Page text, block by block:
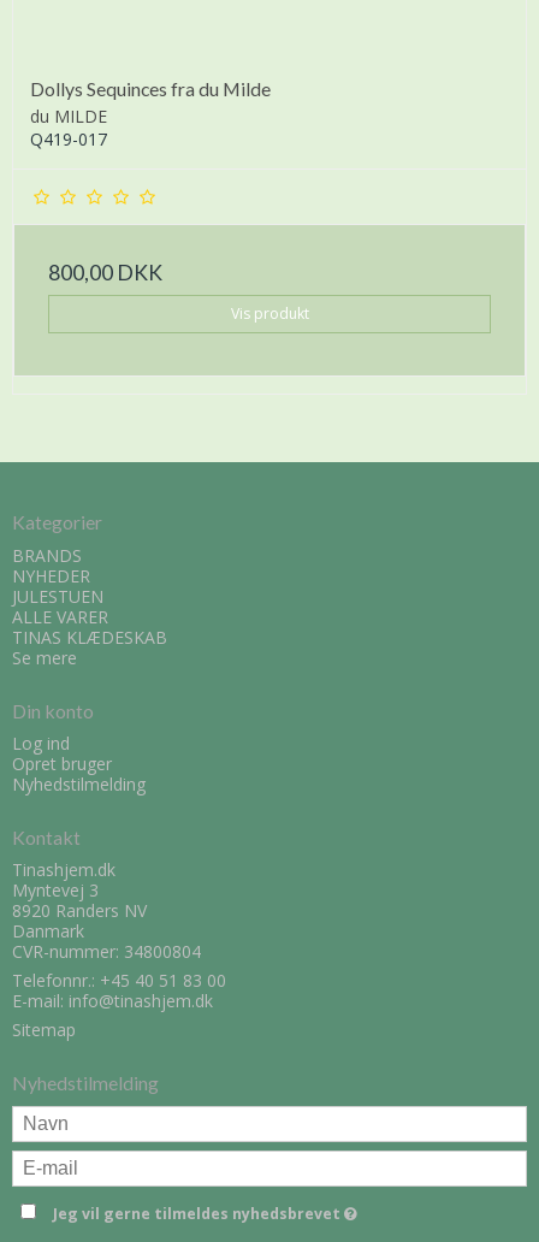
Dollys Sequinces fra du Milde
du MILDE
Q419-017
800,00 DKK
Vis produkt
Kategorier
BRANDS
NYHEDER
JULESTUEN
ALLE VARER
TINAS KLÆDESKAB
Se mere
Din konto
Log ind
Opret bruger
Nyhedstilmelding
Kontakt
Tinashjem.dk
Myntevej 3
8920 Randers NV
Danmark
CVR-nummer: 34800804
Telefonnr.: +45 40 51 83 00
E-mail: info@tinashjem.dk
Sitemap
Nyhedstilmelding
Jeg vil gerne tilmeldes nyhedsbrevet